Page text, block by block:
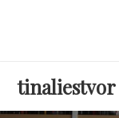
tinaliestvor